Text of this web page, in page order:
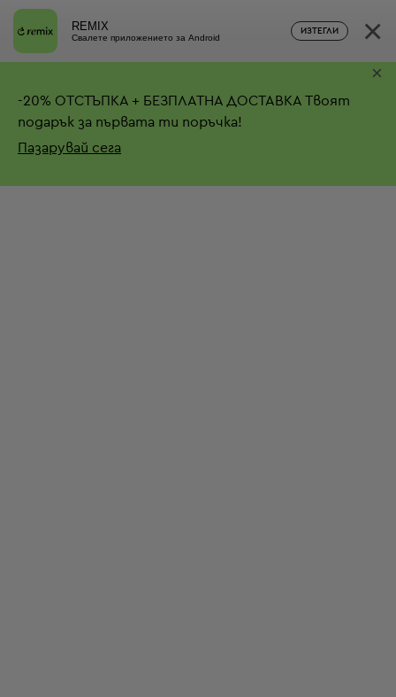
REMIX
Свалете приложението за Android
ИЗТЕГЛИ ×
-20% ОТСТЪПКА + БЕЗПЛАТНА ДОСТАВКА Твоят
подарък за първата ти поръчка!
Пазарувай сега
×